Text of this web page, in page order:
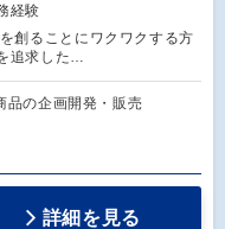
経験
創ることにワクワクする方
追求した…
品の企画開発・販売
詳細を見る